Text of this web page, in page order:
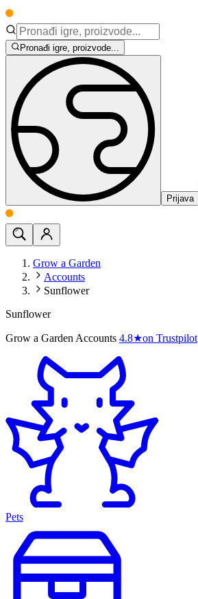
Pronađi igre, proizvode...
Prijava
Grow a Garden
Accounts
Sunflower
Sunflower
Grow a Garden Accounts 4.8★on Trustpilot
Pets